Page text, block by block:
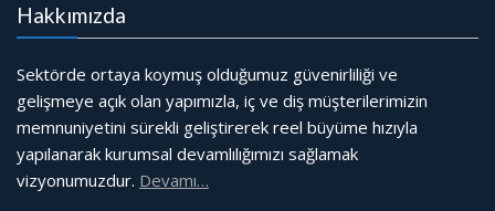
Hakkımızda
Sektörde ortaya koymuş olduğumuz güvenirliliği ve
gelişmeye açık olan yapımızla, iç ve diş müşterilerimizin
memnuniyetini sürekli geliştirerek reel büyüme hızıyla
yapılanarak kurumsal devamlılığımızı sağlamak
vizyonumuzdur. Devamı…